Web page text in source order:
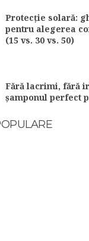
Protecție solară:
pentru alegerea
(15 vs. 30 vs. 50)
Fără lacrimi, fără
șamponul perfect